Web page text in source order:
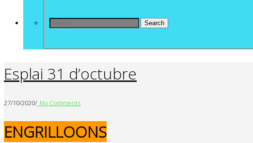
Search
Esplai 31 d’octubre
27/10/2020/ No Comments
ENGRILLOONS